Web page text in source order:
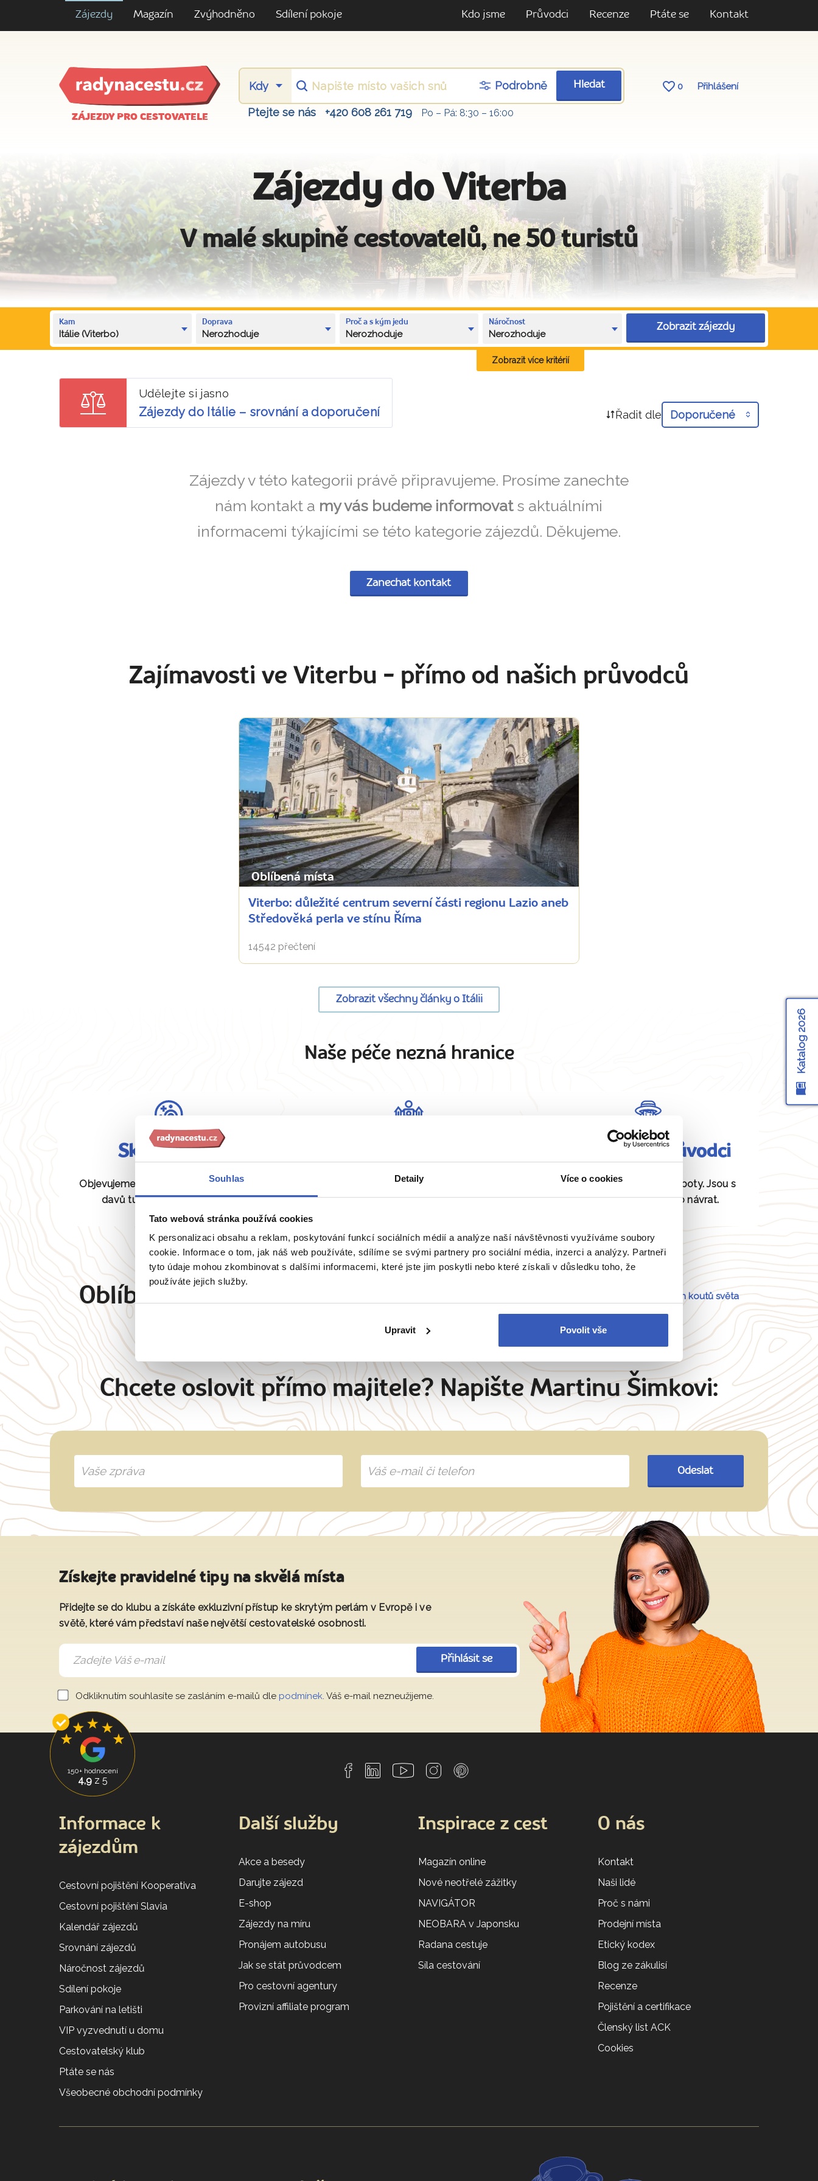
Souhlas Detaily Více o cookies
Tato webová stránka používá cookies
K personalizaci obsahu a reklam, poskytování funkcí sociálních médií a analýze naší návštěvnosti využíváme soubory
cookie. Informace o tom, jak náš web používáte, sdílíme se svými partnery pro sociální média, inzerci a analýzy. Partneři
tyto údaje mohou zkombinovat s dalšími informacemi, které jste jim poskytli nebo které získali v důsledku toho, že
používáte jejich služby.
Upravit Povolit vše
Zájezdy Magazín Zvýhodněno Sdílení pokoje Kdo jsme Průvodci Recenze Ptáte se Kontakt
ZÁJEZDY PRO CESTOVATELE
Podrobně Hledat 0 Přihlášení
Ptejte se nás +420 608 261 719 Po – Pá: 8:30 – 16:00
Zájezdy do Viterba
V malé skupině cestovatelů, ne 50 turistů
Kam
Itálie (Viterbo)
Doprava
Nerozhoduje
Proč a s kým jedu
Nerozhoduje
Náročnost
Nerozhoduje
Zobrazit zájezdy
Zobrazit více kritérií
Udělejte si jasno
Zájezdy do Itálie – srovnání a doporučení Řadit dle Doporučené
Zájezdy v této kategorii právě připravujeme. Prosíme zanechte
nám kontakt a my vás budeme informovats aktuálními
informacemi týkajícími se této kategorie zájezdů. Děkujeme.
Zanechat kontakt
Zajímavosti ve Viterbu - přímo od našich průvodců
Oblíbená místa
Viterbo: důležité centrum severní části regionu Lazio aneb
Středověká perla ve stínu Říma
14542 přečtení
Zobrazit všechny články o Itálii
Naše péče nezná hranice
Skryté perly
Objevujeme pro vás unikátní místa bez
davů turistů, která jiní neznají.
Na zájezd bereme maximálně 15 osob
pro dobrou atmosféru.
Fundovaní průvodci
Daná místa znají jako své boty. Jsou s
vámi od odjezdu až po návrat.
Oblíbené cíle 54 dalších koutů světa
Chcete oslovit přímo majitele? Napište Martinu Šimkovi:
Odeslat
Získejte pravidelné tipy na skvělá místa
Přidejte se do klubu a získáte exkluzivní přístup ke skrytým perlám v Evropě i ve
světě, které vám představí naše největší cestovatelské osobnosti.
Přihlásit se
Odkliknutím souhlasíte se zasláním e-mailů dle podmínek. Váš e-mail nezneužijeme.
Katalog 2026
150+ hodnocení
4,9z 5
Informace k
zájezdům
Cestovní pojištění Kooperativa
Cestovní pojištění Slavia
Kalendář zájezdů
Srovnání zájezdů
Náročnost zájezdů
Sdílení pokoje
Parkování na letišti
VIP vyzvednutí u domu
Cestovatelský klub
Ptáte se nás
Všeobecné obchodní podmínky
Další služby
Akce a besedy
Darujte zájezd
E-shop
Zájezdy na míru
Pronájem autobusu
Jak se stát průvodcem
Pro cestovní agentury
Provizní affiliate program
Inspirace z cest
Magazín online
Nové neotřelé zážitky
NAVIGÁTOR
NEOBARA v Japonsku
Radana cestuje
Síla cestování
O nás
Kontakt
Naši lidé
Proč s námi
Prodejní místa
Etický kodex
Blog ze zákulisí
Recenze
Pojištění a certifikace
Členský list ACK
Cookies